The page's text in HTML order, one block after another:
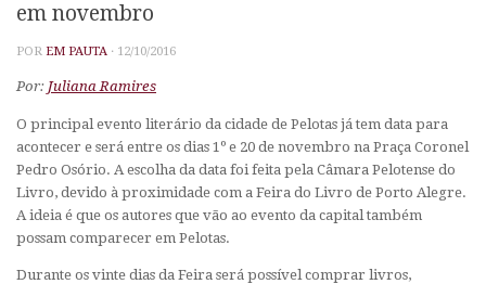
em novembro
POR EM PAUTA · 12/10/2016
Por: Juliana Ramires
O principal evento literário da cidade de Pelotas já tem data para
acontecer e será entre os dias 1º e 20 de novembro na Praça Coronel
Pedro Osório. A escolha da data foi feita pela Câmara Pelotense do
Livro, devido à proximidade com a Feira do Livro de Porto Alegre.
A ideia é que os autores que vão ao evento da capital também
possam comparecer em Pelotas.
Durante os vinte dias da Feira será possível comprar livros,